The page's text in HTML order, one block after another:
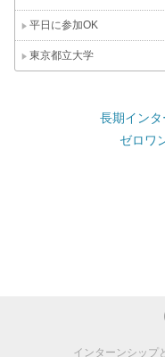
平日に参加OK
東京都立大学
長期イン
ゼロワ
インターンシップ